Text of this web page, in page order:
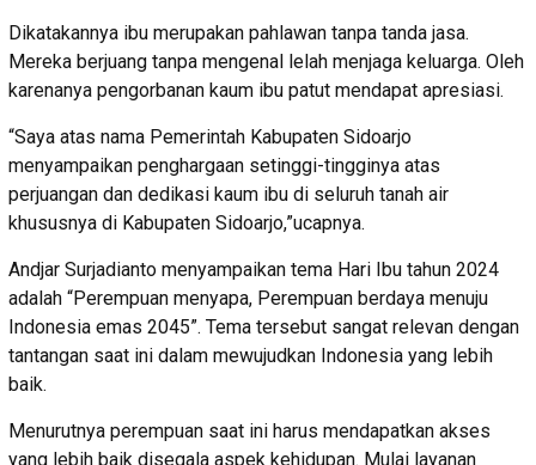
Dikatakannya ibu merupakan pahlawan tanpa tanda jasa.
Mereka berjuang tanpa mengenal lelah menjaga keluarga. Oleh
karenanya pengorbanan kaum ibu patut mendapat apresiasi.
“Saya atas nama Pemerintah Kabupaten Sidoarjo
menyampaikan penghargaan setinggi-tingginya atas
perjuangan dan dedikasi kaum ibu di seluruh tanah air
khususnya di Kabupaten Sidoarjo,”ucapnya.
Andjar Surjadianto menyampaikan tema Hari Ibu tahun 2024
adalah “Perempuan menyapa, Perempuan berdaya menuju
Indonesia emas 2045”. Tema tersebut sangat relevan dengan
tantangan saat ini dalam mewujudkan Indonesia yang lebih
baik.
Menurutnya perempuan saat ini harus mendapatkan akses
yang lebih baik disegala aspek kehidupan. Mulai layanan